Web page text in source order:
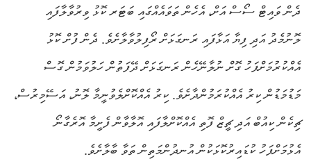
ދެން ވައިޓް ސޯސް އަށް، އެހެން ތަވައެއްގައި ބަޓަރ ކޮޅު ވިރުވާލާފައި
ލޮނުމެދު އަދި ފިޔާ އަޅާފައި ރަނގަޅަށް ރޯފިލުވާލާށެވެ. ދެން ފުށް ކޮޅު
އެއްކުރުމަށްފަހު ގޮށް ނުލާނޭހެން ރަނގަޅަށް ދޭފަތުން ހަލުވަމުން ގޮސް
މަޑުމަޑުން ކިރު އެއްކުރަމުންދާށެވެ. ކިރު އެއްކޮށްލެވުނީމާ ލޮނު، އަސޭމިރުސް،
ޗިކެން ކިއުބް އަދި ޗީޒް ފޮތި އެއްކޮށްލާފައި އޮލާވާން ފެށީމާ އޮރެގާނޯ
އެޅުމަށްފަހު ކުޑައިރުކޮޅަކުން އުނދުންމަތިން ތަވާ ބާލާށެވެ.